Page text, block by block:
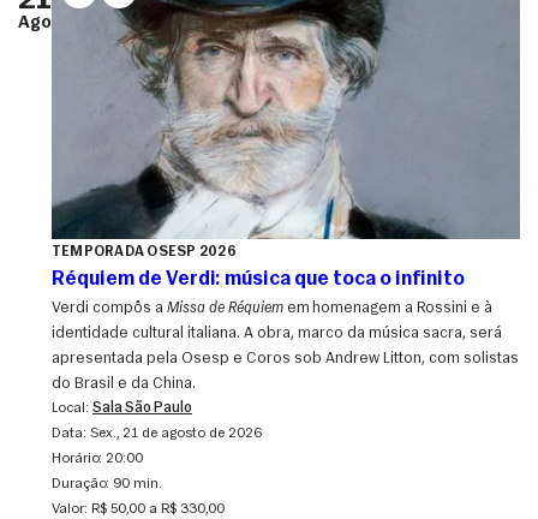
Ago
TEMPORADA OSESP 2026
Réquiem de Verdi: música que toca o infinito
Verdi compôs a Missa de Réquiem em homenagem a Rossini e à
identidade cultural italiana. A obra, marco da música sacra, será
apresentada pela Osesp e Coros sob Andrew Litton, com solistas
do Brasil e da China.
Local: Sala São Paulo
Data:
sex., 21 de agosto de 2026
Horário: 20:00
Duração: 90 min.
Valor: R$ 50,00 a R$ 330,00